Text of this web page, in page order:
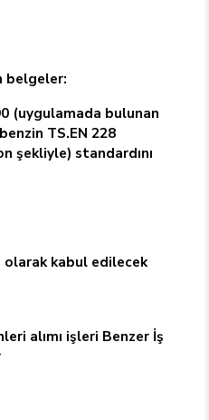
belgeler:
(uygulamada bulunan
TS.EN 228
şekliyle) standardını
olarak kabul edilecek
alımı işleri Benzer İş